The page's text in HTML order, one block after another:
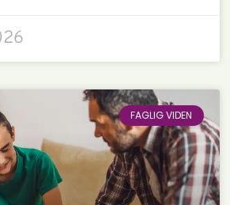
FAGLIG VIDEN